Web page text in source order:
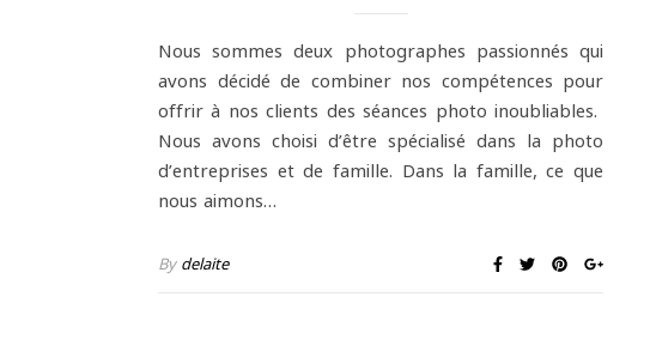
Nous sommes deux photographes passionnés qui
avons décidé de combiner nos compétences pour
offrir à nos clients des séances photo inoubliables.
Nous avons choisi d’être spécialisé dans la photo
d’entreprises et de famille. Dans la famille, ce que
nous aimons…
By delaite